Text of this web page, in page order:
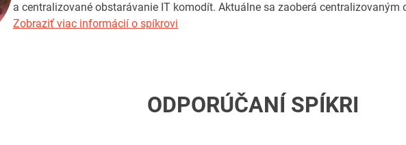
a centralizované obstarávanie IT komodít. Aktuálne sa zaoberá
Zobraziť viac informácií o spíkrovi
ODPORÚČANÍ SPÍKRI